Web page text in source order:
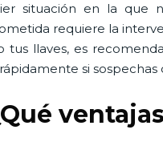
situación en la que
requiere la
tus llaves, es
si